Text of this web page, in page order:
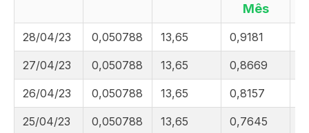
Mês
28/04/23 0,050788 13,65 0,9181
27/04/23 0,050788 13,65 0,8669
26/04/23 0,050788 13,65 0,8157
25/04/23 0,050788 13,65 0,7645